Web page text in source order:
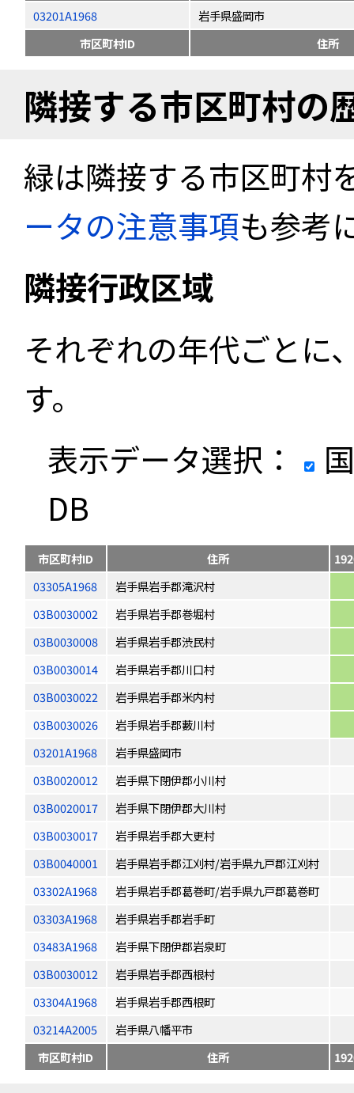
03201A1968
岩手県盛岡市
市区町村ID
住所
隣接する市区町村の
緑は隣接する市区町村
ータの注意事項も参考
隣接行政区域
それぞれの年代ごとに
す。
表示データ選択：
DB
市区町村ID 住所
03305A1968
岩手県岩手郡滝沢村
03B0030002
岩手県岩手郡巻堀村
03B0030008
岩手県岩手郡渋民村
03B0030014
岩手県岩手郡川口村
03B0030022
岩手県岩手郡米内村
03B0030026
岩手県岩手郡藪川村
03201A1968
岩手県盛岡市
03B0020012
岩手県下閉伊郡小川村
03B0020017
岩手県下閉伊郡大川村
03B0030017
岩手県岩手郡大更村
03B0040001
岩手県岩手郡江刈村/岩手県九戸郡江刈村
03302A1968
岩手県岩手郡葛巻町/岩手県九戸郡葛巻町
03303A1968
岩手県岩手郡岩手町
03483A1968
岩手県下閉伊郡岩泉町
03B0030012
岩手県岩手郡西根村
03304A1968
岩手県岩手郡西根町
03214A2005
岩手県八幡平市
市区町村ID
住所